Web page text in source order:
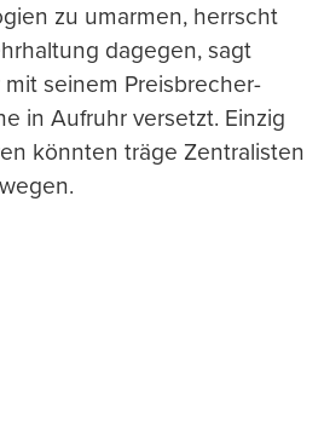
zu umarmen, herrscht
dagegen, sagt
seinem Preisbrecher-
in Aufruhr versetzt. Einzig
könnten träge Zentralisten